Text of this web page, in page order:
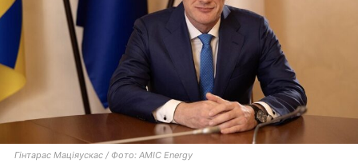
Гінтарас Маціяускас / Фото: AMIC Energy